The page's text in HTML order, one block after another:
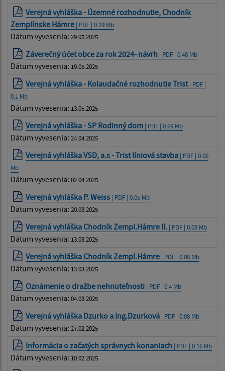
Verejná vyhláška - Územné rozhodnutie, Chodník
Zemplínske Hámre | PDF | 0.29 Mb
Dátum vyvesenia: 29.05.2025
Záverečný účet obce za rok 2024- návrh | PDF | 0.48 Mb
Dátum vyvesenia: 19.05.2025
Verejná vyhláška - Kolaudačné rozhodnutie Trist| PDF |
0.1 Mb
Dátum vyvesenia: 13.05.2025
Verejná vyhláška - SP Rodinný dom | PDF | 0.69 Mb
Dátum vyvesenia: 24.04.2025
Verejná vyhláška VSD, a.s - Trist líniová stavba | PDF | 0.06
Mb
Dátum vyvesenia: 02.04.2025
Verejná vyhláška P. Weiss | PDF | 0.05 Mb
Dátum vyvesenia: 20.03.2025
Verejná vyhláška Chodník Zempl.Hámre II. | PDF | 0.08 Mb
Dátum vyvesenia: 13.03.2025
Verejná vyhláška Chodník Zempl.Hámre | PDF | 0.08 Mb
Dátum vyvesenia: 13.03.2025
Oznámenie o dražbe nehnuteľnosti | PDF | 0.4 Mb
Dátum vyvesenia: 04.03.2025
Verejná vyhláška Dzurko a Ing.Dzurková | PDF | 0.08 Mb
Dátum vyvesenia: 27.02.2025
Informácia o začatých správnych konaniach | PDF | 0.16 Mb
Dátum vyvesenia: 10.02.2025